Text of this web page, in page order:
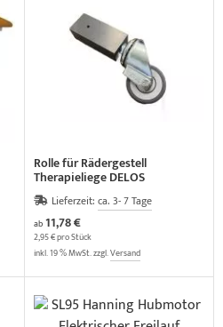
Rolle für Rädergestell
Therapieliege DELOS
Lieferzeit: ca. 3- 7 Tage
ab11,78 €
2,95 € pro Stück
inkl. 19 % MwSt. zzgl.Versand